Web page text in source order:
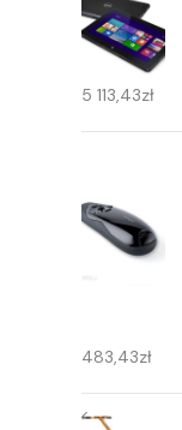
5 113,43zł
483,43zł